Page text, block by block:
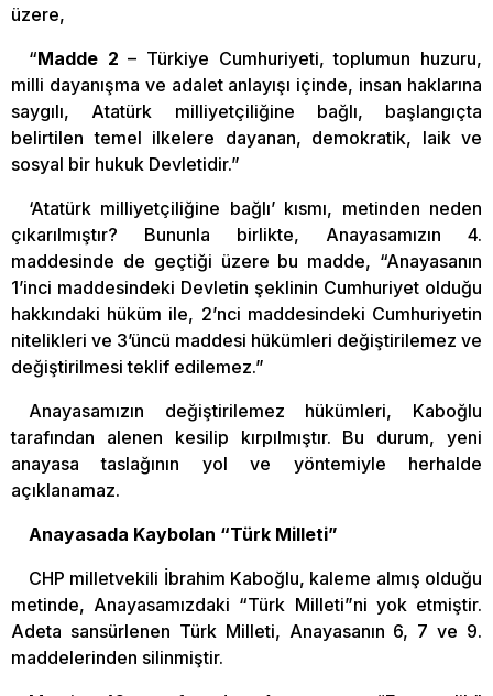
üzere,
“Madde 2– Türkiye Cumhuriyeti, toplumun huzuru,
milli dayanışma ve adalet anlayışı içinde, insan haklarına
saygılı, Atatürk milliyetçiliğine bağlı, başlangıçta
belirtilen temel ilkelere dayanan, demokratik, laik ve
sosyal bir hukuk Devletidir.”
‘Atatürk milliyetçiliğine bağlı’ kısmı, metinden neden
çıkarılmıştır? Bununla birlikte, Anayasamızın 4.
maddesinde de geçtiği üzere bu madde, “Anayasanın
1’inci maddesindeki Devletin şeklinin Cumhuriyet olduğu
hakkındaki hüküm ile, 2’nci maddesindeki Cumhuriyetin
nitelikleri ve 3’üncü maddesi hükümleri değiştirilemez ve
değiştirilmesi teklif edilemez.”
Anayasamızın değiştirilemez hükümleri, Kaboğlu
tarafından alenen kesilip kırpılmıştır. Bu durum, yeni
anayasa taslağının yol ve yöntemiyle herhalde
açıklanamaz.
Anayasada Kaybolan “Türk Milleti”
CHP milletvekili İbrahim Kaboğlu, kaleme almış olduğu
metinde, Anayasamızdaki “Türk Milleti”ni yok etmiştir.
Adeta sansürlenen Türk Milleti, Anayasanın 6, 7 ve 9.
maddelerinden silinmiştir.